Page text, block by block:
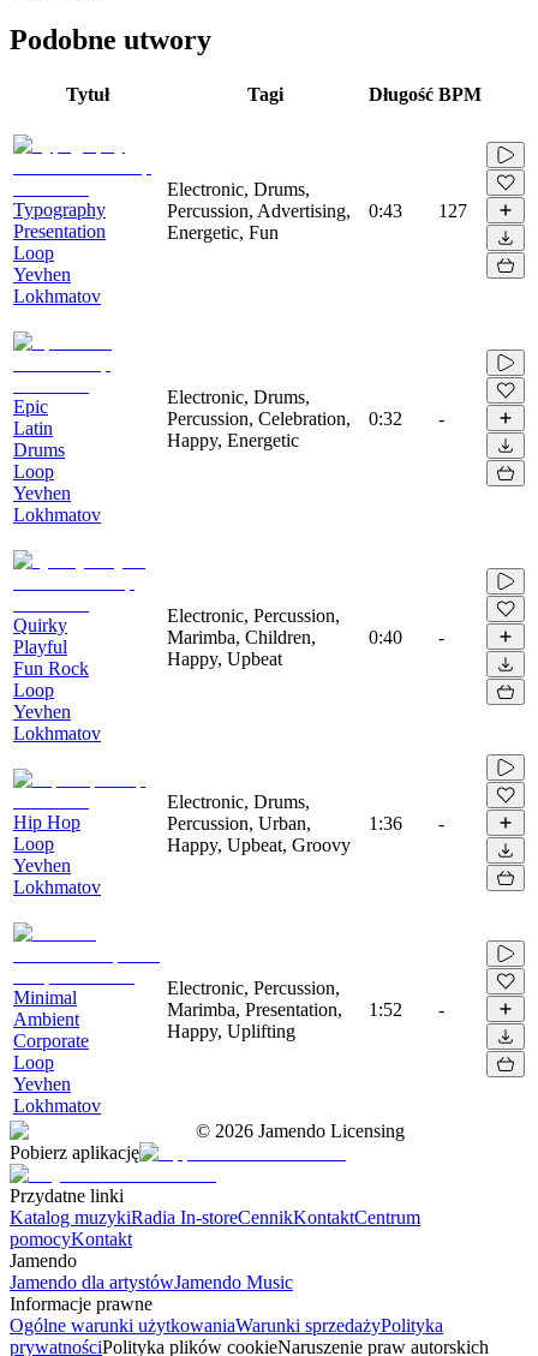
Podobne utwory
Tytuł Tagi Długość BPM
Typography
Presentation
Loop
Yevhen
Lokhmatov
Electronic, Drums,
Percussion, Advertising,
Energetic, Fun
0:43 127
Epic
Latin
Drums
Loop
Yevhen
Lokhmatov
Electronic, Drums,
Percussion, Celebration,
Happy, Energetic
0:32 -
Quirky
Playful
Fun Rock
Loop
Yevhen
Lokhmatov
Electronic, Percussion,
Marimba, Children,
Happy, Upbeat
0:40 -
Hip Hop
Loop
Yevhen
Lokhmatov
Electronic, Drums,
Percussion, Urban,
Happy, Upbeat, Groovy
1:36 -
Minimal
Ambient
Corporate
Loop
Yevhen
Lokhmatov
Electronic, Percussion,
Marimba, Presentation,
Happy, Uplifting
1:52 -
© 2026 Jamendo Licensing
Pobierz aplikację
Przydatne linki
Katalog muzykiRadia In-storeCennikKontaktCentrum
pomocyKontakt
Jamendo
Jamendo dla artystówJamendo Music
Informacje prawne
Ogólne warunki użytkowaniaWarunki sprzedażyPolityka
prywatnościPolityka plików cookieNaruszenie praw autorskich